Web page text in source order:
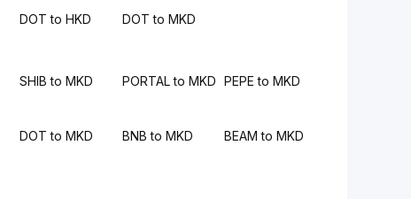
DOT to HKD DOT to MKD
SHIB to MKD PORTAL to MKD PEPE to MKD
DOT to MKD BNB to MKD BEAM to MKD